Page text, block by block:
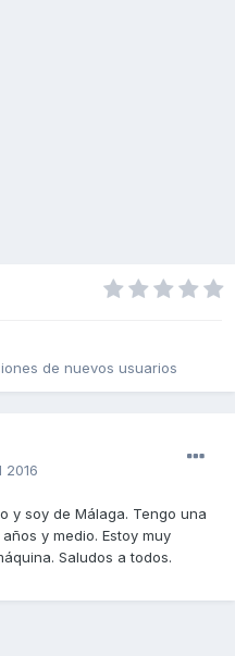
de nuevos usuarios
2016
y soy de Málaga. Tengo una
y medio. Estoy muy
Saludos a todos.